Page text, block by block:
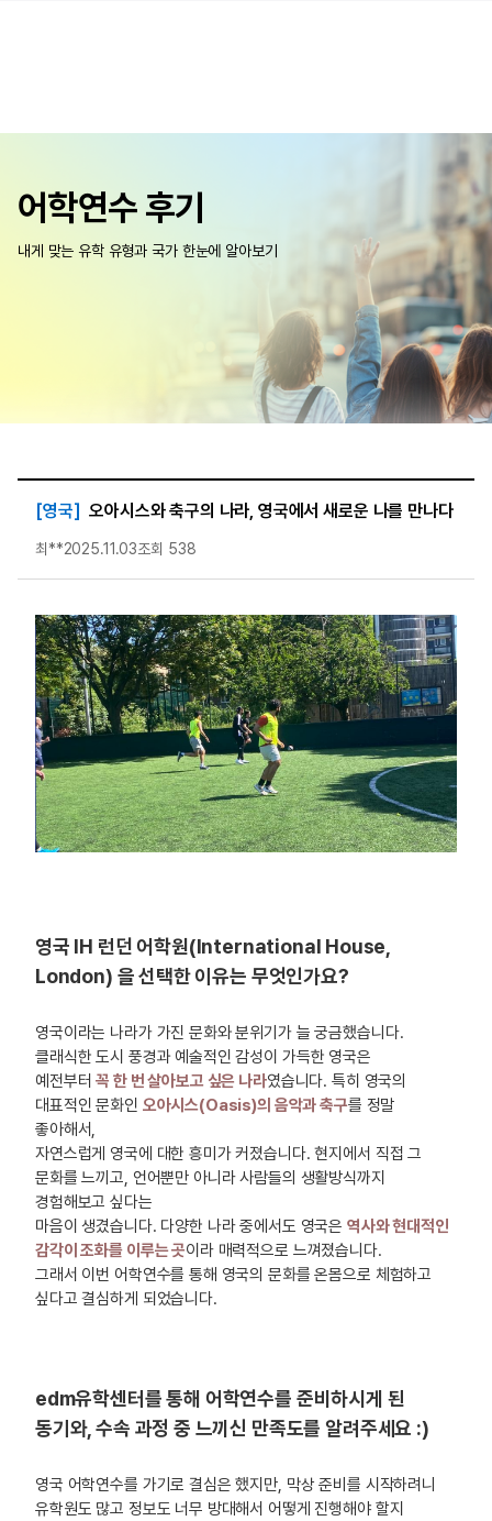
어학연수 후기
내게 맞는 유학 유형과 국가 한눈에 알아보기
[영국] 오아시스와 축구의 나라, 영국에서 새로운 나를 만나다
최**2025.11.03조회 538
영국 IH 런던 어학원(International House,
London) 을 선택한 이유는 무엇인가요?
영국이라는 나라가 가진 문화와 분위기가 늘 궁금했습니다.
클래식한 도시 풍경과 예술적인 감성이 가득한 영국은
예전부터꼭 한 번 살아보고 싶은 나라였습니다. 특히 영국의
대표적인 문화인 오아시스(Oasis)의 음악과 축구를 정말
좋아해서,
자연스럽게 영국에 대한 흥미가 커졌습니다. 현지에서 직접 그
문화를 느끼고, 언어뿐만 아니라 사람들의 생활방식까지
경험해보고 싶다는
마음이 생겼습니다. 다양한 나라 중에서도 영국은 역사와 현대적인
감각이 조화를 이루는 곳이라 매력적으로 느껴졌습니다.
그래서 이번 어학연수를 통해 영국의 문화를 온몸으로 체험하고
싶다고 결심하게 되었습니다.
edm유학센터를 통해 어학연수를 준비하시게 된
동기와, 수속 과정 중 느끼신 만족도를 알려주세요 :)
영국 어학연수를 가기로 결심은 했지만, 막상 준비를 시작하려니
유학원도 많고 정보도 너무 방대해서 어떻게 진행해야 할지